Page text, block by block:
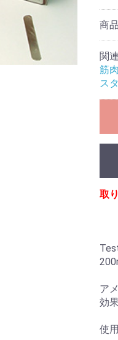
商
関
筋
ス
取
ア
効
使